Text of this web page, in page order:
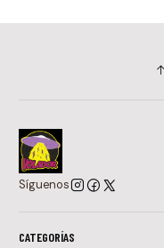
Síguenos
CATEGORÍAS